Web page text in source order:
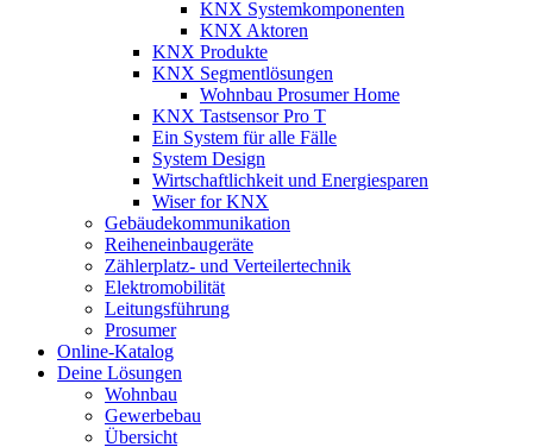
KNX Systemkomponenten
KNX Aktoren
KNX Produkte
KNX Segmentlösungen
Wohnbau Prosumer Home
KNX Tastsensor Pro T
Ein System für alle Fälle
System Design
Wirtschaftlichkeit und Energiesparen
Wiser for KNX
Gebäudekommunikation
Reiheneinbaugeräte
Zählerplatz- und Verteilertechnik
Elektromobilität
Leitungsführung
Prosumer
Online-Katalog
Deine Lösungen
Wohnbau
Gewerbebau
Übersicht